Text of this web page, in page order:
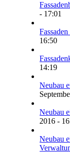
- 17:01
16:50
14:19
Neubau
Neubau
2016 -
Neubau